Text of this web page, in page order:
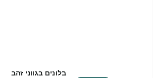
בלונים בגווני זהב